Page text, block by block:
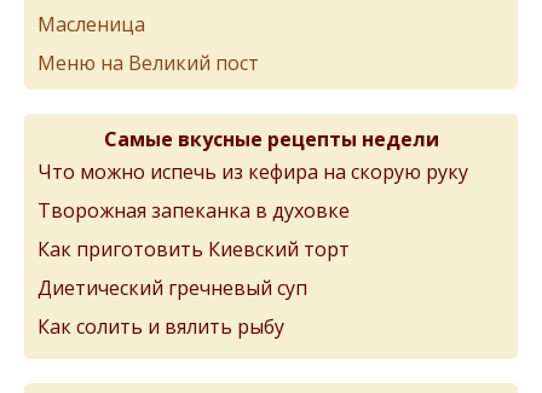
Масленица
Меню на Великий пост
Самые вкусные рецепты недели
Что можно испечь из кефира на скорую руку
Творожная запеканка в духовке
Как приготовить Киевский торт
Диетический гречневый суп
Как солить и вялить рыбу